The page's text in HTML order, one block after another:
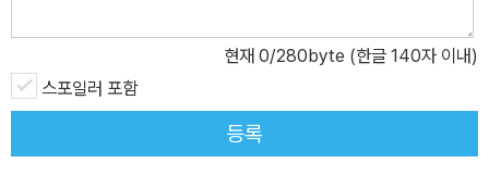
것이 한국근대문학의 연애 풍경의 문제적 장면들이다. 남과 북 Sout
h and North____________________ 한국전쟁과 휴전은 분단을 고착
화시켰으며 지금도 한반도는 세계 최장, 유일의 냉전체제를 청산하지
못하고 있다. 분단은 민족 공동체를 파괴하는 동시에 민주주의 정체
현재 0/280byte (한글 140자 이내)
스포일러 포함
등록